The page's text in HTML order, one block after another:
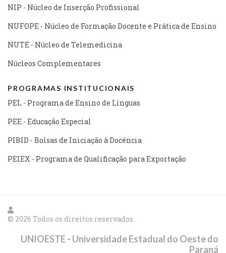
NIP - Núcleo de Inserção Profissional
NUFOPE - Núcleo de Formação Docente e Prática de Ensino
NUTE - Núcleo de Telemedicina
Núcleos Complementares
PROGRAMAS INSTITUCIONAIS
PEL - Programa de Ensino de Línguas
PEE - Educação Especial
PIBID - Bolsas de Iniciação à Docência
PEIEX - Programa de Qualificação para Exportação
© 2026 Todos os direitos reservados.
UNIOESTE - Universidade Estadual do Oeste do
Paraná